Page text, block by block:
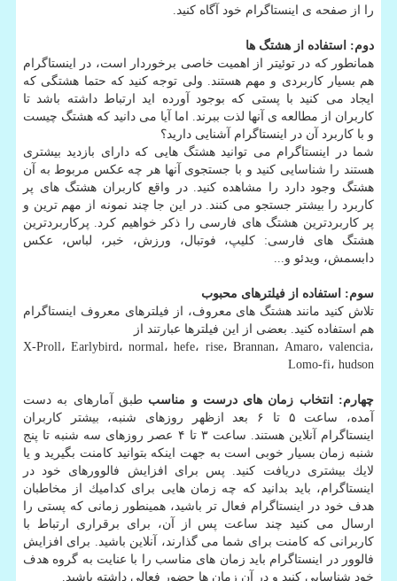
را از صفحه ی اینستاگرام خود آگاه كنید.
دوم: استفاده از هشتگ ها
همانطور كه در توئیتر از اهمیت خاصی برخوردار است، در اینستاگرام
هم بسیار كاربردی و مهم هستند. ولی توجه كنید كه حتما هشتگی كه
ایجاد می كنید با پستی كه بوجود آورده اید ارتباط داشته باشد تا
كاربران از مطالعه ی آنها لذت ببرند. اما آیا می دانید كه هشتگ چیست
و با كاربرد آن در اینستاگرام آشنایی دارید؟
شما در اینستاگرام می توانید هشتگ هایی كه دارای بازدید بیشتری
هستند را شناسایی كنید و با جستجوی آنها هر چه عكس مربوط به آن
هشتگ وجود دارد را مشاهده كنید. در واقع كاربران هشتگ های پر
كاربرد را بیشتر جستجو می كنند. در این جا چند نمونه از مهم ترین و
پر كاربردترین هشتگ های فارسی را ذكر خواهیم كرد. پركاربردترین
هشتگ های فارسی: كلیپ، فوتبال، ورزش، خبر، لباس، عكس
دابسمش، ویدئو و...
سوم: استفاده از فیلترهای محبوب
تلاش كنید مانند هشتگ های معروف، از فیلترهای معروف اینستاگرام
هم استفاده كنید. بعضی از این فیلترها عبارتند از
X-Proll، Earlybird، normal، hefe، rise، Brannan، Amaro، valencia،
Lomo-fi، hudson
چهارم: انتخاب زمان های درست و مناسب طبق آمارهای به دست
آمده، ساعت ۵ تا ۶ بعد ازظهر روزهای شنبه، بیشتر كاربران
اینستاگرام آنلاین هستند. ساعت ۳ تا ۴ عصر روزهای سه شنبه تا پنج
شنبه زمان بسیار خوبی است به جهت اینكه بتوانید كامنت بگیرید و یا
لایك بیشتری دریافت كنید. پس برای افزایش فالوورهای خود در
اینستاگرام، باید بدانید كه چه زمان هایی برای كدامیك از مخاطبان
هدف خود در اینستاگرام فعال تر باشید، همینطور زمانی كه پستی را
ارسال می كنید چند ساعت پس از آن، برای برقراری ارتباط با
كاربرانی كه كامنت برای شما می گذارند، آنلاین باشید. برای افزایش
فالوور در اینستاگرام باید زمان های مناسب را با عنایت به گروه هدف
خود شناسایی كنید و در آن زمان ها حضور فعالی داشته باشید.